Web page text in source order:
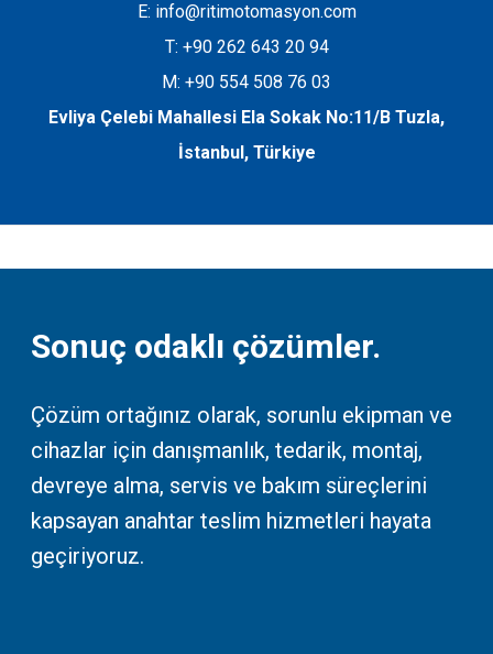
E: info@ritimotomasyon.com
T: +90 262 643 20 94
M: +90 554 508 76 03
Evliya Çelebi Mahallesi Ela Sokak No:11/B Tuzla,
İstanbul, Türkiye
Sonuç odaklı çözümler.
Çözüm ortağınız olarak, sorunlu ekipman ve
cihazlar için danışmanlık, tedarik, montaj,
devreye alma, servis ve bakım süreçlerini
kapsayan anahtar teslim hizmetleri hayata
geçiriyoruz.